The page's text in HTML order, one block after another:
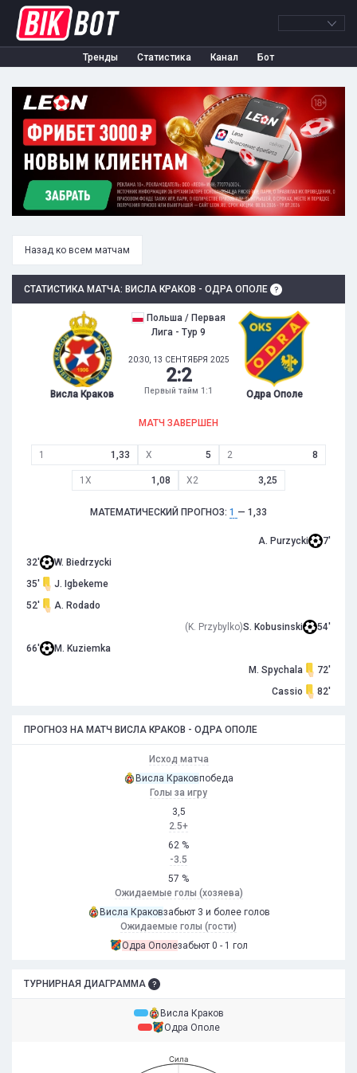
Тренды Статистика Канал Бот
Назад ко всем матчам
СТАТИСТИКА МАТЧА: ВИСЛА КРАКОВ - ОДРА ОПОЛЕ
Висла Краков
Польша / Первая
Лига - Тур 9
20:30, 13 СЕНТЯБРЯ 2025
2:2
Первый тайм 1:1 Одра Ополе
МАТЧ ЗАВЕРШЕН
1 1,33 X 5 2 8
1X 1,08 X2 3,25
МАТЕМАТИЧЕСКИЙ ПРОГНОЗ: 1 — 1,33
A. Purzycki
7'
32'
W. Biedrzycki
35'
J. Igbekeme
52'
A. Rodado
(K. Przybylko)S. Kobusinski
54'
66'
M. Kuziemka
M. Spychala
72'
Cassio
82'
ПРОГНОЗ НА МАТЧ ВИСЛА КРАКОВ - ОДРА ОПОЛЕ
Исход матча
Висла Краковпобеда
Голы за игру
3,5
2.5+
62 %
-3.5
57 %
Ожидаемые голы (хозяева)
Висла Краковзабьют 3 и более голов
Ожидаемые голы (гости)
Одра Ополезабьют 0 - 1 гол
ТУРНИРНАЯ ДИАГРАММА
Висла Краков
Одра Ополе
Сила